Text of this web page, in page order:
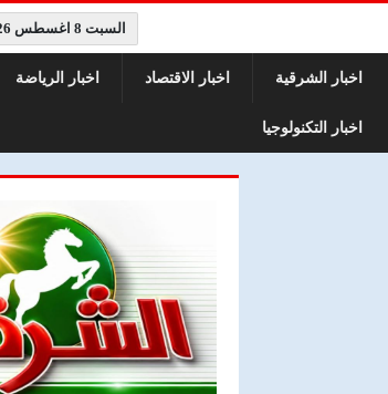
السبت 8 اغسطس 2026 الساعة 2:28 م
اخبار الشرقية اخبار الاقتصاد اخبار الرياضة
اخبار التكنولوجيا